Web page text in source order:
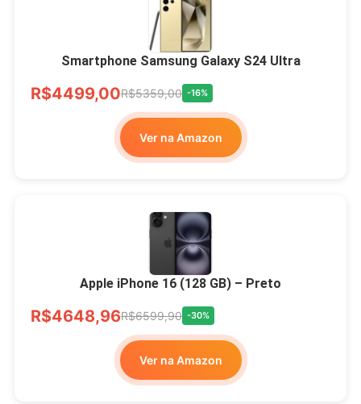
Smartphone Samsung Galaxy S24 Ultra
R$4499,00R$5359,00 -16%
Ver na Amazon
Apple iPhone 16 (128 GB) – Preto
R$4648,96R$6599,90 -30%
Ver na Amazon